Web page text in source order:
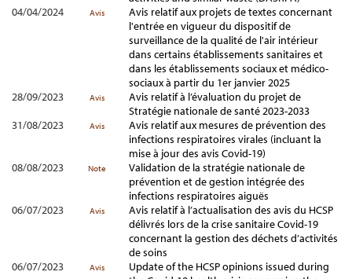
04/04/2024
Avis
Avis relatif aux projets de textes concernant
l'entrée en vigueur du dispositif de
surveillance de la qualité de l'air intérieur
dans certains établissements sanitaires et
dans les établissements sociaux et médico-
sociaux à partir du 1er janvier 2025
28/09/2023
Avis
Avis relatif à l’évaluation du projet de
Stratégie nationale de santé 2023-2033
31/08/2023
Avis
Avis relatif aux mesures de prévention des
infections respiratoires virales (incluant la
mise à jour des avis Covid-19)
08/08/2023
Note
Validation de la stratégie nationale de
prévention et de gestion intégrée des
infections respiratoires aiguës
06/07/2023
Avis
Avis relatif à l’actualisation des avis du HCSP
délivrés lors de la crise sanitaire Covid-19
concernant la gestion des déchets d’activités
de soins
06/07/2023
Avis
Update of the HCSP opinions issued during